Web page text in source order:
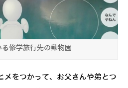
修学旅行先の動物園
メをつかって、お父さんや弟とつ